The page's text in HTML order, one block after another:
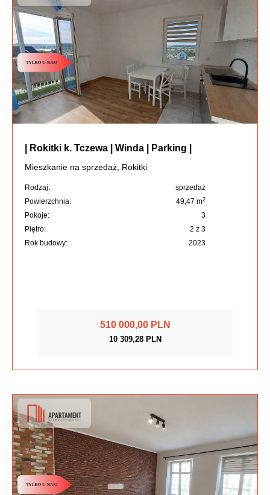
| Rokitki k. Tczewa | Winda | Parking |
Mieszkanie na sprzedaż, Rokitki
Rodzaj:
sprzedaż
Powierzchnia:
49,47 m2
Pokoje:
3
Piętro:
2 z 3
Rok budowy:
2023
510 000,00 PLN
10 309,28 PLN